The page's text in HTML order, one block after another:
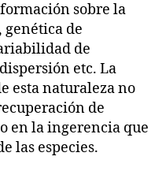
sobre la
de
de
etc. La
esta naturaleza no
de
en la ingerencia que
las especies.